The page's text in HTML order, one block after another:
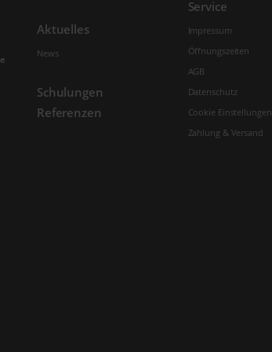
Aktuelles
News
Schulungen
Referenzen
Service
Impressum
Öffnungszeiten
AGB
Datenschutz
Cookie Einstellungen
Zahlung & Versand